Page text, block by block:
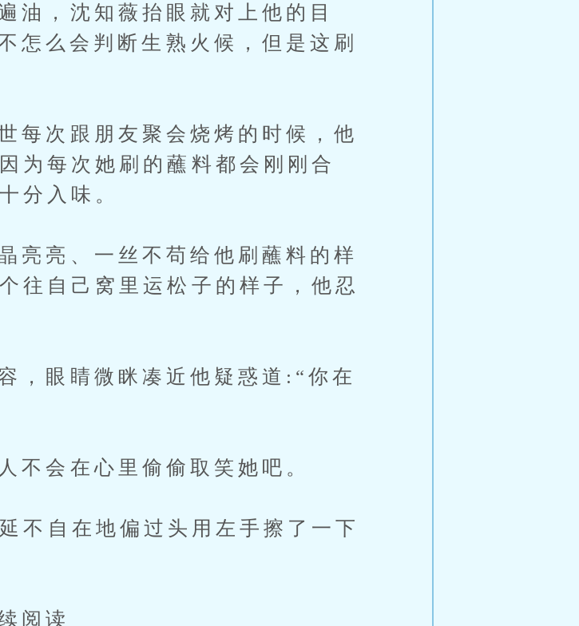
，沈知薇抬眼就对上他的目
怎么会判断生熟火候，但是这刷
次跟朋友聚会烧烤的时候，他
为每次她刷的蘸料都会刚刚合
分入味。
亮、一丝不苟给他刷蘸料的样
往自己窝里运松子的样子，他忍
眼睛微眯凑近他疑惑道:“你在
在心里偷偷取笑她吧。
自在地偏过头用左手擦了一下
阅读